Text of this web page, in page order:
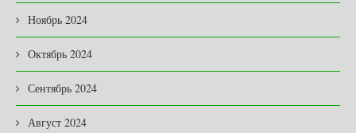
Ноябрь 2024
Октябрь 2024
Сентябрь 2024
Август 2024